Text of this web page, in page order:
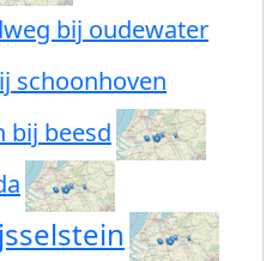
bij oudewater
schoonhoven
bij beesd